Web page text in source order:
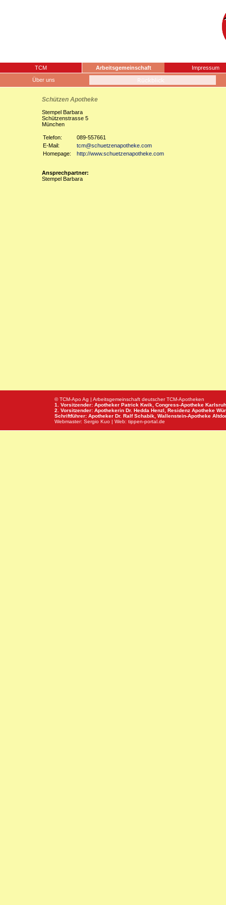
TCM Arbeitsgemeinschaft
Impressum
Über uns
Schützen Apotheke
Stempel Barbara
Schützenstrasse 5
München
Telefon:
089-557661
E-Mail:
tcm@schuetzenapotheke.com
Homepage:
http://www.schuetzenapotheke.com
Ansprechpartner:
Stempel Barbara
© TCM-Apo Ag | Arbeitsgemeinschaft deutscher TCM-Apotheken
1. Vorsitzender: Apotheker Patrick Kwik, Congress-Apotheke
2. Vorsitzender: Apothekerin Dr. Hedda Henzl, Residenz Apotheke
Schriftführer: Apotheker Dr. Ralf Schabik, Wallenstein-Apotheke
Webmaster: Sergio Kuo | Web: tippen-portal.de